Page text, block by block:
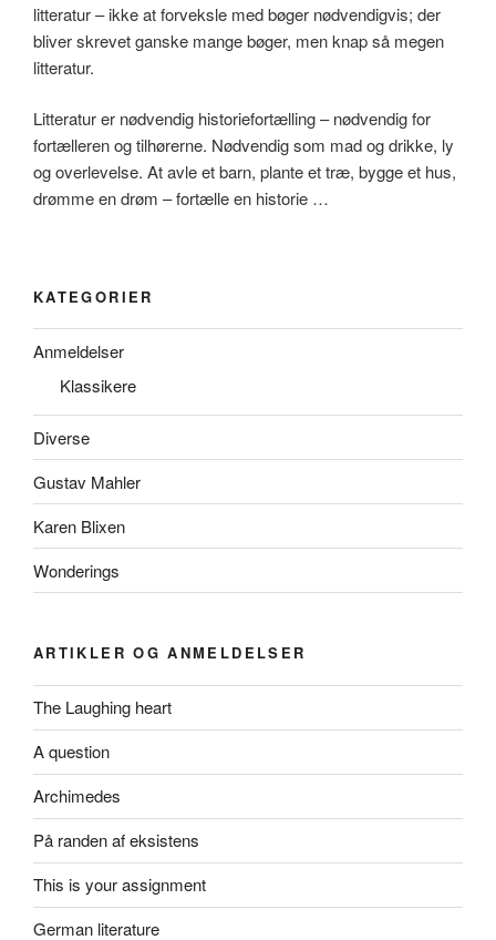
litteratur – ikke at forveksle med bøger nødvendigvis; der
bliver skrevet ganske mange bøger, men knap så megen
litteratur.
Litteratur er nødvendig historiefortælling – nødvendig for
fortælleren og tilhørerne. Nødvendig som mad og drikke, ly
og overlevelse. At avle et barn, plante et træ, bygge et hus,
drømme en drøm – fortælle en historie …
KATEGORIER
Anmeldelser
Klassikere
Diverse
Gustav Mahler
Karen Blixen
Wonderings
ARTIKLER OG ANMELDELSER
The Laughing heart
A question
Archimedes
På randen af eksistens
This is your assignment
German literature